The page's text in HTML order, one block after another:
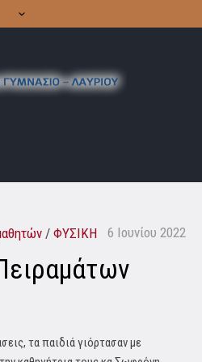
6 Ιουνίου 2022
/ ΦΥΣΙΚΗ
τα παιδιά γιόρτασαν με